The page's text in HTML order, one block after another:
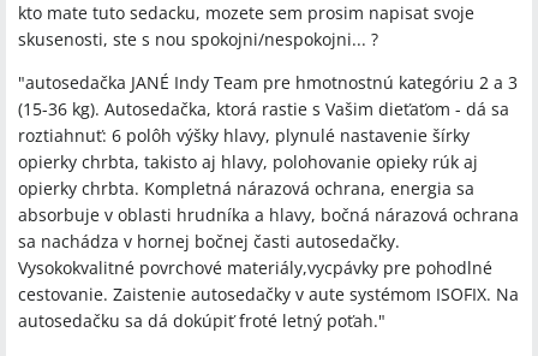
kto mate tuto sedacku, mozete sem prosim napisat svoje
skusenosti, ste s nou spokojni/nespokojni... ?
"autosedačka JANÉ Indy Team pre hmotnostnú kategóriu 2 a 3
(15-36 kg). Autosedačka, ktorá rastie s Vašim dieťaťom - dá sa
roztiahnuť: 6 polôh výšky hlavy, plynulé nastavenie šírky
opierky chrbta, takisto aj hlavy, polohovanie opieky rúk aj
opierky chrbta. Kompletná nárazová ochrana, energia sa
absorbuje v oblasti hrudníka a hlavy, bočná nárazová ochrana
sa nachádza v hornej bočnej časti autosedačky.
Vysokokvalitné povrchové materiály,vycpávky pre pohodlné
cestovanie. Zaistenie autosedačky v aute systémom ISOFIX. Na
autosedačku sa dá dokúpiť froté letný poťah."